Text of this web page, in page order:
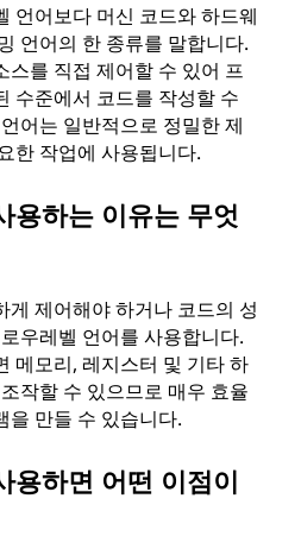
언어보다 머신 코드와 하드웨
언어의 한 종류를 말합니다.
스를 직접 제어할 수 있어 프
수준에서 코드를 작성할 수
어는 일반적으로 정밀한 제
한 작업에 사용됩니다.
용하는 이유는 무엇
제어해야 하거나 코드의 성
우레벨 언어를 사용합니다.
메모리, 레지스터 및 기타 하
작할 수 있으므로 매우 효율
을 만들 수 있습니다.
용하면 어떤 이점이